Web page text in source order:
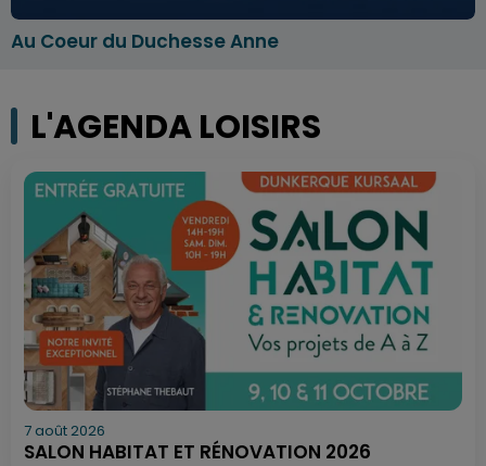
Au Coeur du Duchesse Anne
L'AGENDA LOISIRS
7 août 2026
SALON HABITAT ET RÉNOVATION 2026